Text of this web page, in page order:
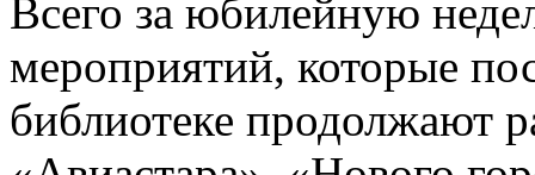
Всего за юбилейную
мероприятий, которые
библиотеке продолжают